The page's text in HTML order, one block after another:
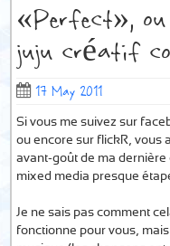
«Perfect», ou
juju créatif
17 May 2011
Si vous me suivez sur
ou encore sur flickR, vous
avant-goût de ma dernière
mixed media presque
Je ne sais pas comment
fonctionne pour vous,